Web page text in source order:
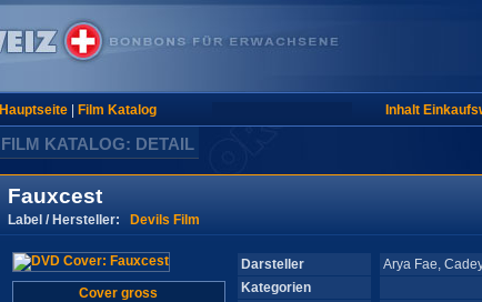
Hauptseite| Film Katalog Inhalt
FILM KATALOG: DETAIL
Fauxcest
Label / Hersteller: Devils Film
Cover gross
Darsteller
Arya Fae,
Kategorien